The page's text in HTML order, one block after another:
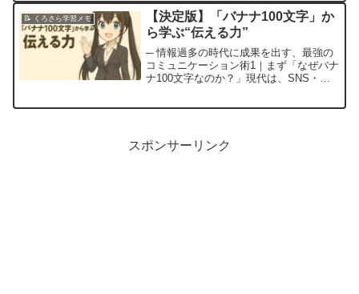
す。この記事では、• ステーブルコイン
ってなに？• トランプ...
📝 くろさら学習メモ
【決定版】「バナナ100文字」か
ら学ぶ“伝える力”
─ 情報過多の時代に成果を出す、最強の
コミュニケーション術1｜まず「なぜバナ
ナ100文字なのか？」現代は、SNS・動
スポンサーリンク